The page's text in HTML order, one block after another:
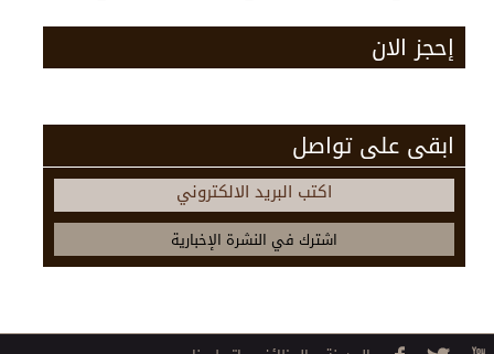
إحجز الان
ابقى على تواصل
اكتب البريد الالكتروني